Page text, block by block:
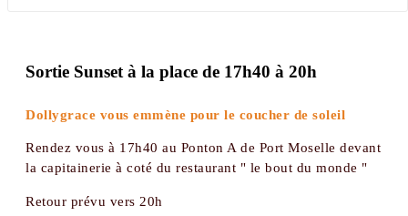
Sortie Sunset à la place de 17h40 à 20h
Dollygrace vous emmène pour le coucher de soleil
Rendez vous à 17h40 au Ponton A de Port Moselle devant
la capitainerie à coté du restaurant " le bout du monde "
Retour prévu vers 20h